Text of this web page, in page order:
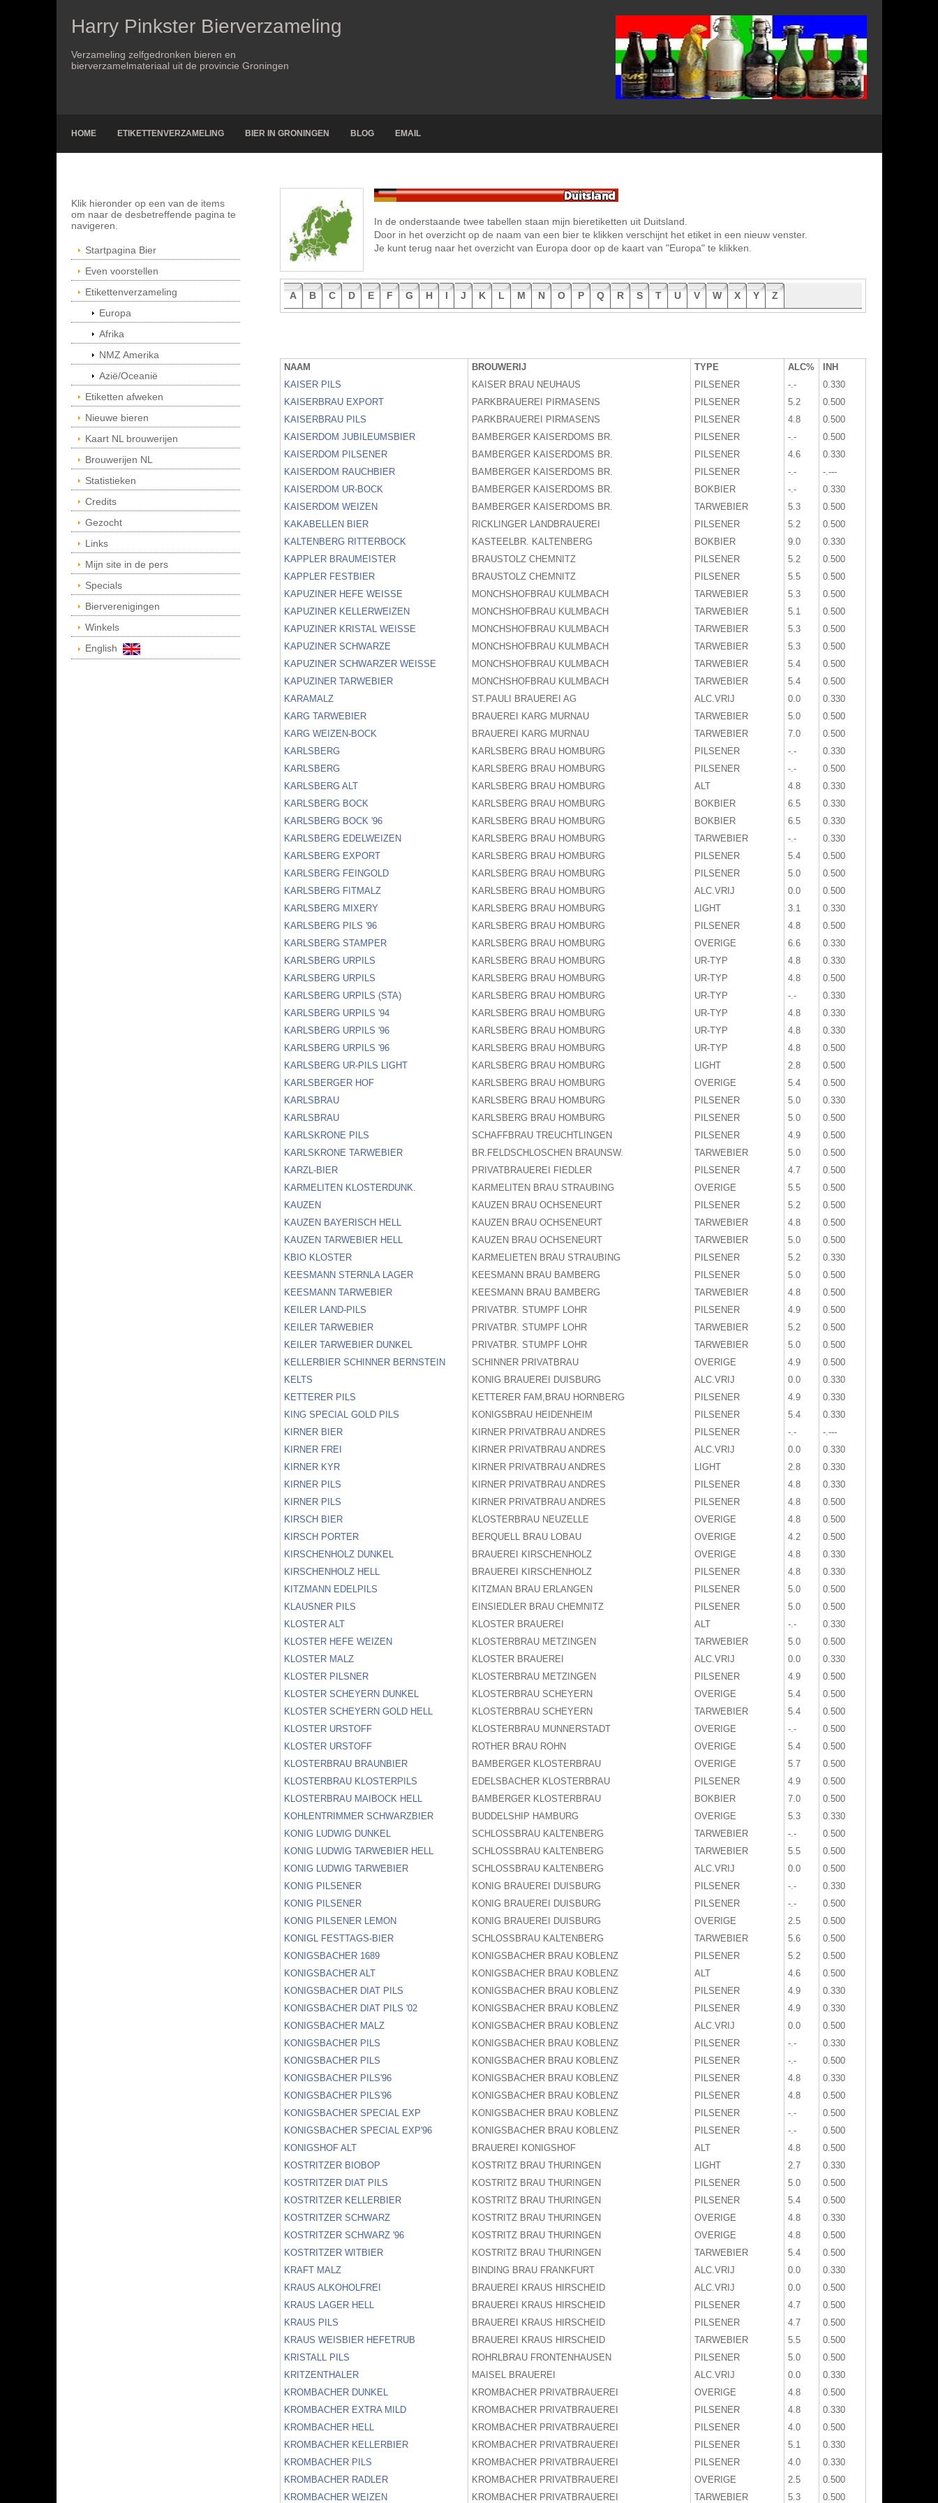
Harry Pinkster Bierverzameling
Verzameling zelfgedronken bieren en
bierverzamelmateriaal uit de provincie Groningen
HOME ETIKETTENVERZAMELING BIER IN GRONINGEN BLOG EMAIL
Klik hieronder op een van de items
om naar de desbetreffende pagina te
navigeren.
Startpagina Bier
Even voorstellen
Etikettenverzameling
Europa
Afrika
NMZ Amerika
Azië/Oceanië
Etiketten afweken
Nieuwe bieren
Kaart NL brouwerijen
Brouwerijen NL
Statistieken
Credits
Gezocht
Links
Mijn site in de pers
Specials
Bierverenigingen
Winkels
English
In de onderstaande twee tabellen staan mijn bieretiketten uit Duitsland.
Door in het overzicht op de naam van een bier te klikken verschijnt het etiket in een nieuw venster.
Je kunt terug naar het overzicht van Europa door op de kaart van "Europa" te klikken.
A B C D E F G H I J K L M N O P Q R S T U V W X Y Z
NAAM BROUWERIJ TYPE ALC%
INH
KAISER PILS
KAISER BRAU NEUHAUS PILSENER -.-
0.330
KAISERBRAU EXPORT
PARKBRAUEREI PIRMASENS PILSENER 5.2
0.500
KAISERBRAU PILS
PARKBRAUEREI PIRMASENS PILSENER 4.8
0.500
KAISERDOM JUBILEUMSBIER
BAMBERGER KAISERDOMS BR. PILSENER -.-
0.500
KAISERDOM PILSENER
BAMBERGER KAISERDOMS BR. PILSENER 4.6
0.330
KAISERDOM RAUCHBIER
BAMBERGER KAISERDOMS BR. PILSENER -.-
-.---
KAISERDOM UR-BOCK
BAMBERGER KAISERDOMS BR. BOKBIER -.-
0.330
KAISERDOM WEIZEN
BAMBERGER KAISERDOMS BR. TARWEBIER 5.3
0.500
KAKABELLEN BIER
RICKLINGER LANDBRAUEREI PILSENER 5.2
0.500
KALTENBERG RITTERBOCK
KASTEELBR. KALTENBERG BOKBIER 9.0
0.330
KAPPLER BRAUMEISTER
BRAUSTOLZ CHEMNITZ PILSENER 5.2
0.500
KAPPLER FESTBIER
BRAUSTOLZ CHEMNITZ PILSENER 5.5
0.500
KAPUZINER HEFE WEISSE
MONCHSHOFBRAU KULMBACH TARWEBIER 5.3
0.500
KAPUZINER KELLERWEIZEN
MONCHSHOFBRAU KULMBACH TARWEBIER 5.1
0.500
KAPUZINER KRISTAL WEISSE
MONCHSHOFBRAU KULMBACH TARWEBIER 5.3
0.500
KAPUZINER SCHWARZE
MONCHSHOFBRAU KULMBACH TARWEBIER 5.3
0.500
KAPUZINER SCHWARZER WEISSE
MONCHSHOFBRAU KULMBACH TARWEBIER 5.4
0.500
KAPUZINER TARWEBIER
MONCHSHOFBRAU KULMBACH TARWEBIER 5.4
0.500
KARAMALZ
ST.PAULI BRAUEREI AG ALC.VRIJ 0.0
0.330
KARG TARWEBIER
BRAUEREI KARG MURNAU TARWEBIER 5.0
0.500
KARG WEIZEN-BOCK
BRAUEREI KARG MURNAU TARWEBIER 7.0
0.500
KARLSBERG
KARLSBERG BRAU HOMBURG PILSENER -.-
0.330
KARLSBERG
KARLSBERG BRAU HOMBURG PILSENER -.-
0.500
KARLSBERG ALT
KARLSBERG BRAU HOMBURG ALT 4.8
0.330
KARLSBERG BOCK
KARLSBERG BRAU HOMBURG BOKBIER 6.5
0.330
KARLSBERG BOCK '96
KARLSBERG BRAU HOMBURG BOKBIER 6.5
0.330
KARLSBERG EDELWEIZEN
KARLSBERG BRAU HOMBURG TARWEBIER -.-
0.330
KARLSBERG EXPORT
KARLSBERG BRAU HOMBURG PILSENER 5.4
0.500
KARLSBERG FEINGOLD
KARLSBERG BRAU HOMBURG PILSENER 5.0
0.500
KARLSBERG FITMALZ
KARLSBERG BRAU HOMBURG ALC.VRIJ 0.0
0.500
KARLSBERG MIXERY
KARLSBERG BRAU HOMBURG LIGHT 3.1
0.330
KARLSBERG PILS '96
KARLSBERG BRAU HOMBURG PILSENER 4.8
0.500
KARLSBERG STAMPER
KARLSBERG BRAU HOMBURG OVERIGE 6.6
0.330
KARLSBERG URPILS
KARLSBERG BRAU HOMBURG UR-TYP 4.8
0.330
KARLSBERG URPILS
KARLSBERG BRAU HOMBURG UR-TYP 4.8
0.500
KARLSBERG URPILS (STA)
KARLSBERG BRAU HOMBURG UR-TYP -.-
0.330
KARLSBERG URPILS '94
KARLSBERG BRAU HOMBURG UR-TYP 4.8
0.330
KARLSBERG URPILS '96
KARLSBERG BRAU HOMBURG UR-TYP 4.8
0.330
KARLSBERG URPILS '96
KARLSBERG BRAU HOMBURG UR-TYP 4.8
0.500
KARLSBERG UR-PILS LIGHT
KARLSBERG BRAU HOMBURG LIGHT 2.8
0.500
KARLSBERGER HOF
KARLSBERG BRAU HOMBURG OVERIGE 5.4
0.500
KARLSBRAU
KARLSBERG BRAU HOMBURG PILSENER 5.0
0.330
KARLSBRAU
KARLSBERG BRAU HOMBURG PILSENER 5.0
0.500
KARLSKRONE PILS
SCHAFFBRAU TREUCHTLINGEN PILSENER 4.9
0.500
KARLSKRONE TARWEBIER
BR.FELDSCHLOSCHEN BRAUNSW. TARWEBIER 5.0
0.500
KARZL-BIER
PRIVATBRAUEREI FIEDLER PILSENER 4.7
0.500
KARMELITEN KLOSTERDUNK.
KARMELITEN BRAU STRAUBING OVERIGE 5.5
0.500
KAUZEN
KAUZEN BRAU OCHSENEURT PILSENER 5.2
0.500
KAUZEN BAYERISCH HELL
KAUZEN BRAU OCHSENEURT TARWEBIER 4.8
0.500
KAUZEN TARWEBIER HELL
KAUZEN BRAU OCHSENEURT TARWEBIER 5.0
0.500
KBIO KLOSTER
KARMELIETEN BRAU STRAUBING PILSENER 5.2
0.330
KEESMANN STERNLA LAGER
KEESMANN BRAU BAMBERG PILSENER 5.0
0.500
KEESMANN TARWEBIER
KEESMANN BRAU BAMBERG TARWEBIER 4.8
0.500
KEILER LAND-PILS
PRIVATBR. STUMPF LOHR PILSENER 4.9
0.500
KEILER TARWEBIER
PRIVATBR. STUMPF LOHR TARWEBIER 5.2
0.500
KEILER TARWEBIER DUNKEL
PRIVATBR. STUMPF LOHR TARWEBIER 5.0
0.500
KELLERBIER SCHINNER BERNSTEIN
SCHINNER PRIVATBRAU OVERIGE 4.9
0.500
KELTS
KONIG BRAUEREI DUISBURG ALC.VRIJ 0.0
0.330
KETTERER PILS
KETTERER FAM,BRAU HORNBERG PILSENER 4.9
0.330
KING SPECIAL GOLD PILS
KONIGSBRAU HEIDENHEIM PILSENER 5.4
0.330
KIRNER BIER
KIRNER PRIVATBRAU ANDRES PILSENER -.-
-.---
KIRNER FREI
KIRNER PRIVATBRAU ANDRES ALC.VRIJ 0.0
0.330
KIRNER KYR
KIRNER PRIVATBRAU ANDRES LIGHT 2.8
0.330
KIRNER PILS
KIRNER PRIVATBRAU ANDRES PILSENER 4.8
0.330
KIRNER PILS
KIRNER PRIVATBRAU ANDRES PILSENER 4.8
0.500
KIRSCH BIER
KLOSTERBRAU NEUZELLE OVERIGE 4.8
0.500
KIRSCH PORTER
BERQUELL BRAU LOBAU OVERIGE 4.2
0.500
KIRSCHENHOLZ DUNKEL
BRAUEREI KIRSCHENHOLZ OVERIGE 4.8
0.330
KIRSCHENHOLZ HELL
BRAUEREI KIRSCHENHOLZ PILSENER 4.8
0.330
KITZMANN EDELPILS
KITZMAN BRAU ERLANGEN PILSENER 5.0
0.500
KLAUSNER PILS
EINSIEDLER BRAU CHEMNITZ PILSENER 5.0
0.500
KLOSTER ALT
KLOSTER BRAUEREI ALT -.-
0.330
KLOSTER HEFE WEIZEN
KLOSTERBRAU METZINGEN TARWEBIER 5.0
0.500
KLOSTER MALZ
KLOSTER BRAUEREI ALC.VRIJ 0.0
0.330
KLOSTER PILSNER
KLOSTERBRAU METZINGEN PILSENER 4.9
0.500
KLOSTER SCHEYERN DUNKEL
KLOSTERBRAU SCHEYERN OVERIGE 5.4
0.500
KLOSTER SCHEYERN GOLD HELL
KLOSTERBRAU SCHEYERN TARWEBIER 5.4
0.500
KLOSTER URSTOFF
KLOSTERBRAU MUNNERSTADT OVERIGE -.-
0.500
KLOSTER URSTOFF
ROTHER BRAU ROHN OVERIGE 5.4
0.500
KLOSTERBRAU BRAUNBIER
BAMBERGER KLOSTERBRAU OVERIGE 5.7
0.500
KLOSTERBRAU KLOSTERPILS
EDELSBACHER KLOSTERBRAU PILSENER 4.9
0.500
KLOSTERBRAU MAIBOCK HELL
BAMBERGER KLOSTERBRAU BOKBIER 7.0
0.500
KOHLENTRIMMER SCHWARZBIER
BUDDELSHIP HAMBURG OVERIGE 5.3
0.330
KONIG LUDWIG DUNKEL
SCHLOSSBRAU KALTENBERG TARWEBIER -.-
0.500
KONIG LUDWIG TARWEBIER HELL
SCHLOSSBRAU KALTENBERG TARWEBIER 5.5
0.500
KONIG LUDWIG TARWEBIER
SCHLOSSBRAU KALTENBERG ALC.VRIJ 0.0
0.500
KONIG PILSENER
KONIG BRAUEREI DUISBURG PILSENER -.-
0.330
KONIG PILSENER
KONIG BRAUEREI DUISBURG PILSENER -.-
0.500
KONIG PILSENER LEMON
KONIG BRAUEREI DUISBURG OVERIGE 2.5
0.500
KONIGL FESTTAGS-BIER
SCHLOSSBRAU KALTENBERG TARWEBIER 5.6
0.500
KONIGSBACHER 1689
KONIGSBACHER BRAU KOBLENZ PILSENER 5.2
0.500
KONIGSBACHER ALT
KONIGSBACHER BRAU KOBLENZ ALT 4.6
0.500
KONIGSBACHER DIAT PILS
KONIGSBACHER BRAU KOBLENZ PILSENER 4.9
0.330
KONIGSBACHER DIAT PILS '02
KONIGSBACHER BRAU KOBLENZ PILSENER 4.9
0.330
KONIGSBACHER MALZ
KONIGSBACHER BRAU KOBLENZ ALC.VRIJ 0.0
0.500
KONIGSBACHER PILS
KONIGSBACHER BRAU KOBLENZ PILSENER -.-
0.330
KONIGSBACHER PILS
KONIGSBACHER BRAU KOBLENZ PILSENER -.-
0.500
KONIGSBACHER PILS'96
KONIGSBACHER BRAU KOBLENZ PILSENER 4.8
0.330
KONIGSBACHER PILS'96
KONIGSBACHER BRAU KOBLENZ PILSENER 4.8
0.500
KONIGSBACHER SPECIAL EXP
KONIGSBACHER BRAU KOBLENZ PILSENER -.-
0.500
KONIGSBACHER SPECIAL EXP'96
KONIGSBACHER BRAU KOBLENZ PILSENER -.-
0.500
KONIGSHOF ALT
BRAUEREI KONIGSHOF ALT 4.8
0.500
KOSTRITZER BIOBOP
KOSTRITZ BRAU THURINGEN LIGHT 2.7
0.330
KOSTRITZER DIAT PILS
KOSTRITZ BRAU THURINGEN PILSENER 5.0
0.500
KOSTRITZER KELLERBIER
KOSTRITZ BRAU THURINGEN PILSENER 5.4
0.500
KOSTRITZER SCHWARZ
KOSTRITZ BRAU THURINGEN OVERIGE 4.8
0.330
KOSTRITZER SCHWARZ '96
KOSTRITZ BRAU THURINGEN OVERIGE 4.8
0.500
KOSTRITZER WITBIER
KOSTRITZ BRAU THURINGEN TARWEBIER 5.4
0.500
KRAFT MALZ
BINDING BRAU FRANKFURT ALC.VRIJ 0.0
0.330
KRAUS ALKOHOLFREI
BRAUEREI KRAUS HIRSCHEID ALC.VRIJ 0.0
0.500
KRAUS LAGER HELL
BRAUEREI KRAUS HIRSCHEID PILSENER 4.7
0.500
KRAUS PILS
BRAUEREI KRAUS HIRSCHEID PILSENER 4.7
0.500
KRAUS WEISBIER HEFETRUB
BRAUEREI KRAUS HIRSCHEID TARWEBIER 5.5
0.500
KRISTALL PILS
ROHRLBRAU FRONTENHAUSEN PILSENER 5.0
0.500
KRITZENTHALER
MAISEL BRAUEREI ALC.VRIJ 0.0
0.330
KROMBACHER DUNKEL
KROMBACHER PRIVATBRAUEREI OVERIGE 4.8
0.500
KROMBACHER EXTRA MILD
KROMBACHER PRIVATBRAUEREI PILSENER 4.8
0.330
KROMBACHER HELL
KROMBACHER PRIVATBRAUEREI PILSENER 4.0
0.500
KROMBACHER KELLERBIER
KROMBACHER PRIVATBRAUEREI PILSENER 5.1
0.330
KROMBACHER PILS
KROMBACHER PRIVATBRAUEREI PILSENER 4.0
0.330
KROMBACHER RADLER
KROMBACHER PRIVATBRAUEREI OVERIGE 2.5
0.500
KROMBACHER WEIZEN
KROMBACHER PRIVATBRAUEREI TARWEBIER 5.3 0.500